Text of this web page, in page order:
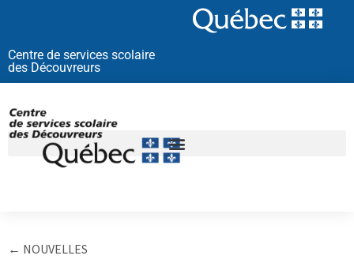
Centre de services scolaire
des Découvreurs
← NOUVELLES